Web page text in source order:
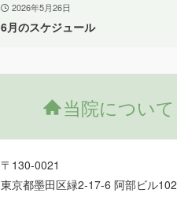
2026年5月26日
6月のスケジュール
当院について
〒130-0021
東京都墨田区緑2-17-6 阿部ビル102